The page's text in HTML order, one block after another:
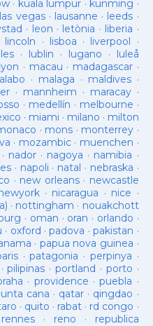
· kuala lumpur · kunming ·
las vegas· lausanne · leeds ·
· leon · letònia · liberia ·
lincoln · lisboa · liverpool ·
· lublin · lugano · luleå
lyon · macau · madagascar·
· malaga · maldives·
· mannheim · maracay·
· medellín · melbourne ·
· miami · milano · milton
· mons · monterrey ·
· mozambic· muenchen ·
nador · nagoya · namibia ·
· napoli · natal · nebraska ·
· new orleans· newcastle
· nicaragua · nice ·
· nottingham · nouakchott
· oman · oran · orlando ·
· oxford ·padova ·pakistan ·
· papua nova guinea ·
·patagonia · perpinya ·
pilipinas ·portland · porto ·
· providence ·puebla ·
cana · qatar · qingdao ·
· quito · rabat · rd congo ·
rennes · reno · republica